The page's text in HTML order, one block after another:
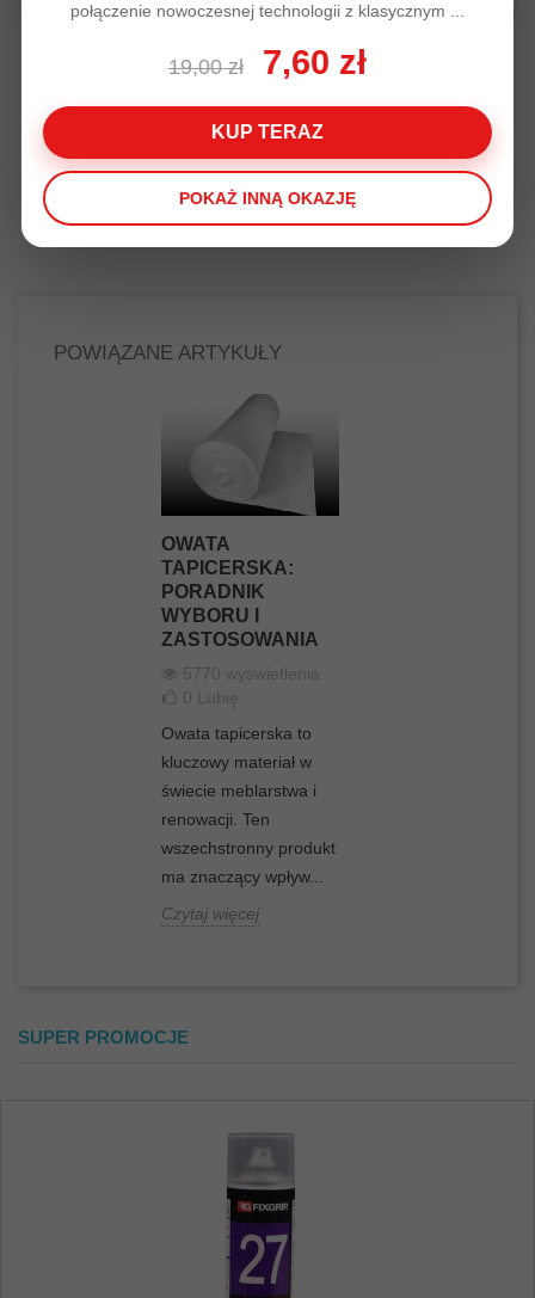
Tkanina meblowa LA ciemny
brąz koordynat
140,00 zł
Tkanina meblowa
140,00 zł
POWIĄZANE ARTYKUŁY
OWATA
TAPICERSKA:
PORADNIK
WYBORU I
ZASTOSOWANIA
5770 wyświetlenia
0
Lubię
Owata tapicerska to
kluczowy materiał w
świecie meblarstwa i
renowacji. Ten
wszechstronny produkt
ma znaczący wpływ...
Czytaj więcej
SUPER PROMOCJE
połączenie nowoczesnej technologii z klasycznym ...
19,00 zł 7,60 zł
KUP TERAZ
POKAŻ INNĄ OKAZJĘ